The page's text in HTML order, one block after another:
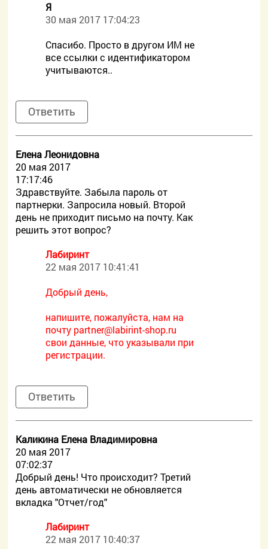
Я
30 мая 2017 17:04:23
Спасибо. Просто в другом ИМ не
все ссылки с идентификатором
учитываются..
Ответить
Елена Леонидовна
20 мая 2017
17:17:46
Здравствуйте. Забыла пароль от
партнерки. Запросила новый. Второй
день не приходит письмо на почту. Как
решить этот вопрос?
Лабиринт
22 мая 2017 10:41:41
Добрый день,
напишите, пожалуйста, нам на
почту partner@labirint-shop.ru
свои данные, что указывали при
регистрации.
Ответить
Каликина Елена Владимировна
20 мая 2017
07:02:37
Добрый день! Что происходит? Третий
день автоматически не обновляется
вкладка "Отчет/год"
Лабиринт
22 мая 2017 10:40:37